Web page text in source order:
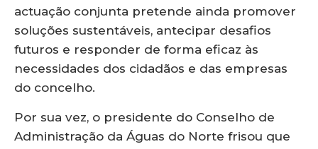
actuação conjunta pretende ainda promover
soluções sustentáveis, antecipar desafios
futuros e responder de forma eficaz às
necessidades dos cidadãos e das empresas
do concelho.
Por sua vez, o presidente do Conselho de
Administração da Águas do Norte frisou que